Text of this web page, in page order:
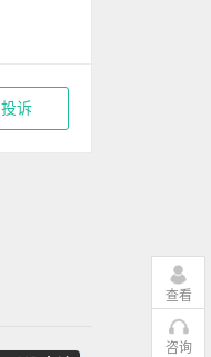
投诉
查看
咨询